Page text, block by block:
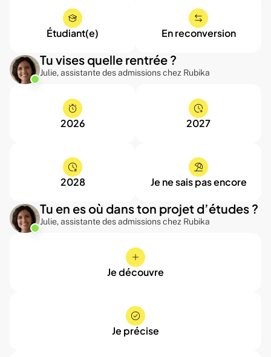
Étudiant(e) En reconversion
Tu vises quelle rentrée ?
Julie, assistante des admissions chez Rubika
2026 2027
2028 Je ne sais pas encore
Tu en es où dans ton projet d’études ?
Julie, assistante des admissions chez Rubika
Je découvre
Je précise